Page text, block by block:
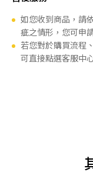
如您收到商品，請
疵之情形，您可申
若您對於購買流程
可直接點選客服中